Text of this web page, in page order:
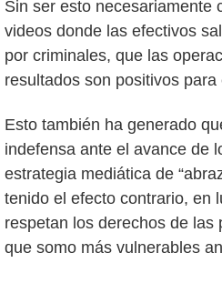
Sin ser esto necesariamente
videos donde las efectivos
por criminales, que las
resultados son positivos para
Esto también ha generado
indefensa ante el avance de
estrategia mediática de
tenido el efecto contrario, en
respetan los derechos de las
que somo más vulnerables